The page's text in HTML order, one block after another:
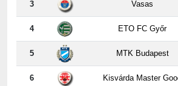
4 ETO FC Győr
5 MTK Budapest
6 Kisvárda Master Good
7 PAKSI FC